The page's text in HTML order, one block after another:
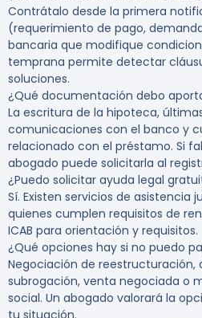
Contrátalo desde la primera
(requerimiento de pago,
bancaria que modifique
temprana permite detectar
soluciones.
¿Qué documentación debo
La escritura de la hipoteca,
comunicaciones con el banco y
relacionado con el préstamo. Si
abogado puede solicitarla al
¿Puedo solicitar ayuda legal
Sí. Existen servicios de asistencia
quienes cumplen requisitos de
ICAB para orientación y requisitos.
¿Qué opciones hay si no puedo
Negociación de reestructuración,
subrogación, venta negociada o
social. Un abogado valorará la